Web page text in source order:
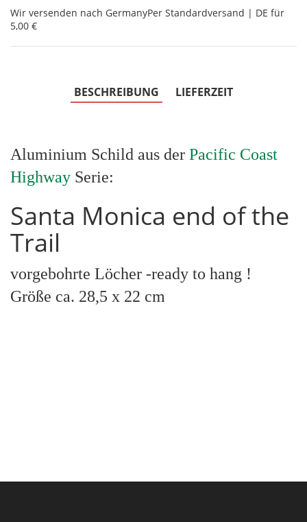
Wir versenden nach GermanyPer Standardversand | DE für
5,00 €
BESCHREIBUNG LIEFERZEIT
Aluminium Schild aus der Pacific Coast
Highway Serie:
Santa Monica end of the
Trail
vorgebohrte Löcher -ready to hang !
Größe ca. 28,5 x 22 cm